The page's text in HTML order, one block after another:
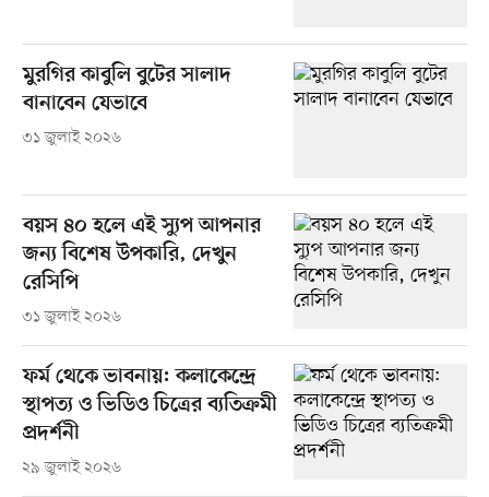
মুরগির কাবুলি বুটের সালাদ
বানাবেন যেভাবে
৩১ জুলাই ২০২৬
বয়স ৪০ হলে এই স্যুপ আপনার
জন্য বিশেষ উপকারি, দেখুন
রেসিপি
৩১ জুলাই ২০২৬
ফর্ম থেকে ভাবনায়: কলাকেন্দ্রে
স্থাপত্য ও ভিডিও চিত্রের ব্যতিক্রমী
প্রদর্শনী
২৯ জুলাই ২০২৬